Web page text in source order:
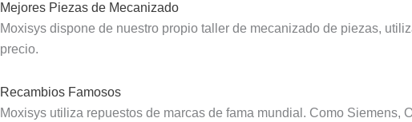
Mejores Piezas de Mecanizado
Moxisys dispone de nuestro propio taller de mecanizado de piezas,
precio.
Recambios Famosos
Moxisys utiliza repuestos de marcas de fama mundial. Como Siemens,